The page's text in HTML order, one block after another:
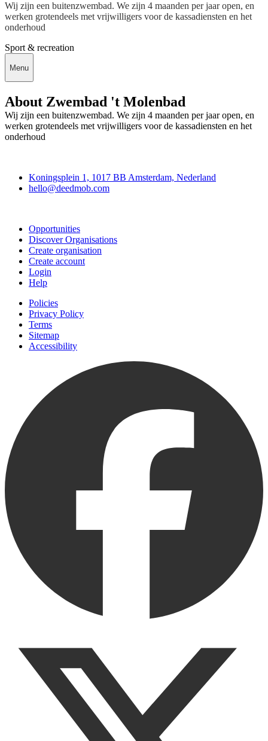
Wij zijn een buitenzwembad. We zijn 4 maanden per jaar open, en
werken grotendeels met vrijwilligers voor de kassadiensten en het
onderhoud
Sport & recreation
Menu
About Zwembad 't Molenbad
Wij zijn een buitenzwembad. We zijn 4 maanden per jaar open, en
werken grotendeels met vrijwilligers voor de kassadiensten en het
onderhoud
Koningsplein 1, 1017 BB Amsterdam, Nederland
hello@deedmob.com
Opportunities
Discover Organisations
Create organisation
Create account
Login
Help
Policies
Privacy Policy
Terms
Sitemap
Accessibility